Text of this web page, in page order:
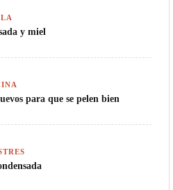
y miel
para que se pelen bien